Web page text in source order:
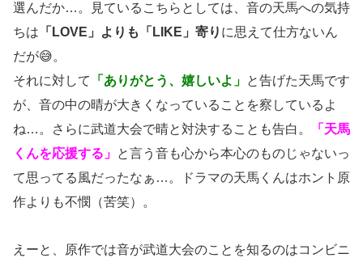
選んだか…。見ているこちらとしては、音の天馬への気持
ちは 「LOVE」よりも「LIKE」寄り に思えて仕方ないん
だが😅。
それに対して
「ありがとう、嬉しいよ」 と告げた天馬です
が、音の中の晴が大きくなっていることを察しているよ
ね…。さらに武道大会で晴と対決することも告白。
「天馬
くんを応援する」 と言う音も心から本心のものじゃないっ
て思ってる風だったなぁ…。ドラマの天馬くんはホント原
作よりも不憫（苦笑）。
えーと、原作では音が武道大会のことを知るのはコンビニ